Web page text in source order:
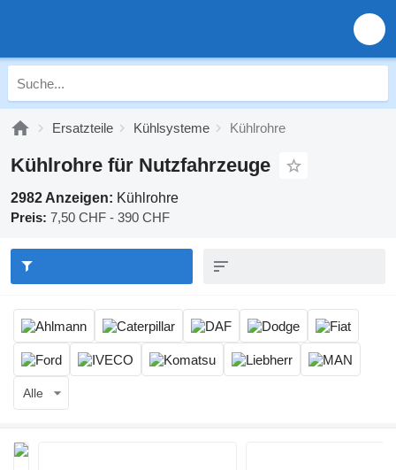
Ersatzteile Kühlsysteme Kühlrohre
Kühlrohre für Nutzfahrzeuge
2982 Anzeigen: Kühlrohre
Preis: 7,50 CHF - 390 CHF
Alle